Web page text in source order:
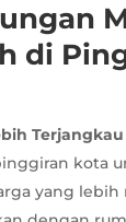
di
Terjangkau
kota
yang lebih